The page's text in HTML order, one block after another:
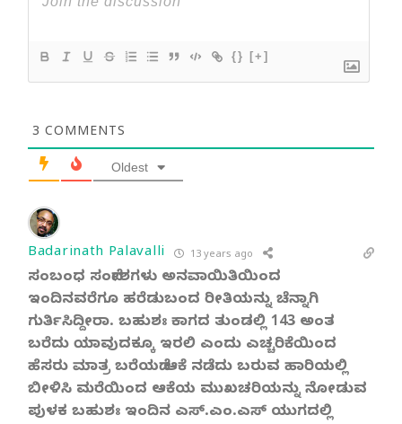
{} [+]
3 COMMENTS
Oldest
Badarinath Palavalli 13 years ago
ಸಂಬಂಧ ಸಂದೇಶಗಳು ಅನವಾಯಿತಿಯಿಂದ
ಇಂದಿನವರೆಗೂ ಹರೆಡುಬಂದ ರೀತಿಯನ್ನು ಚೆನ್ನಾಗಿ
ಗುರ್ತಿಸಿದ್ದೀರಾ. ಬಹುಶಃ ಕಾಗದ ತುಂಡಲ್ಲಿ 143 ಅಂತ
ಬರೆದು ಯಾವುದಕ್ಕೂ ಇರಲಿ ಎಂದು ಎಚ್ಚರಿಕೆಯಿಂದ
ಹೆಸರು ಮಾತ್ರ ಬರೆಯದೆ ಆಕೆ ನಡೆದು ಬರುವ ಹಾರಿಯಲ್ಲಿ
ಬೀಳಿಸಿ ಮರೆಯಿಂದ ಆಕೆಯ ಮುಖಚರಿಯನ್ನು ನೋಡುವ
ಪುಳಕ ಬಹುಶಃ ಇಂದಿನ ಎಸ್.ಎಂ.ಎಸ್ ಯುಗದಲ್ಲಿ